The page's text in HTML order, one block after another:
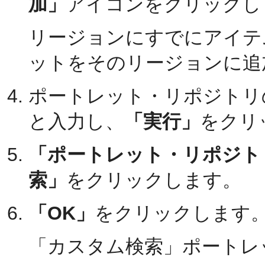
リージョンにすでにアイ
ットをそのリージョンに
ポートレット・リポジト
と入力し、
「実行」 をクリ
「ポートレット・リポジ
索」 をクリックします。
「OK」 をクリックします
「カスタム検索」ポート